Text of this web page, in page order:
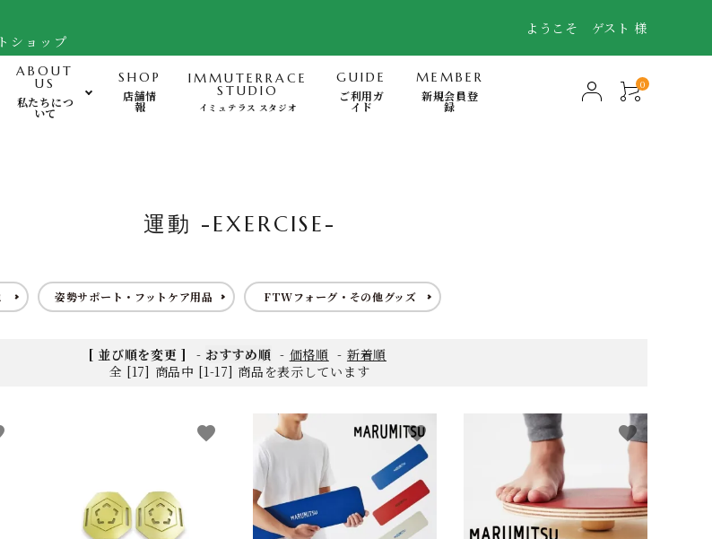
ショップ
ようこそ ゲスト 様
書籍
ABOUT
US
私たちにつ
いて
SHOP
店舗情
報
IMMUTERRACE
STUDIO
イミュテラス スタジオ
GUIDE
ご利用ガ
イド
MEMBER
新規会員登
録
0
運動 -EXERCISE-
姿勢サポート・フットケア用品 FTWフォーグ・その他グッズ
[ 並び順を変更 ] - おすすめ順 - 価格順 - 新着順
全 [17] 商品中 [1-17] 商品を表示しています
favorite favorite favorite